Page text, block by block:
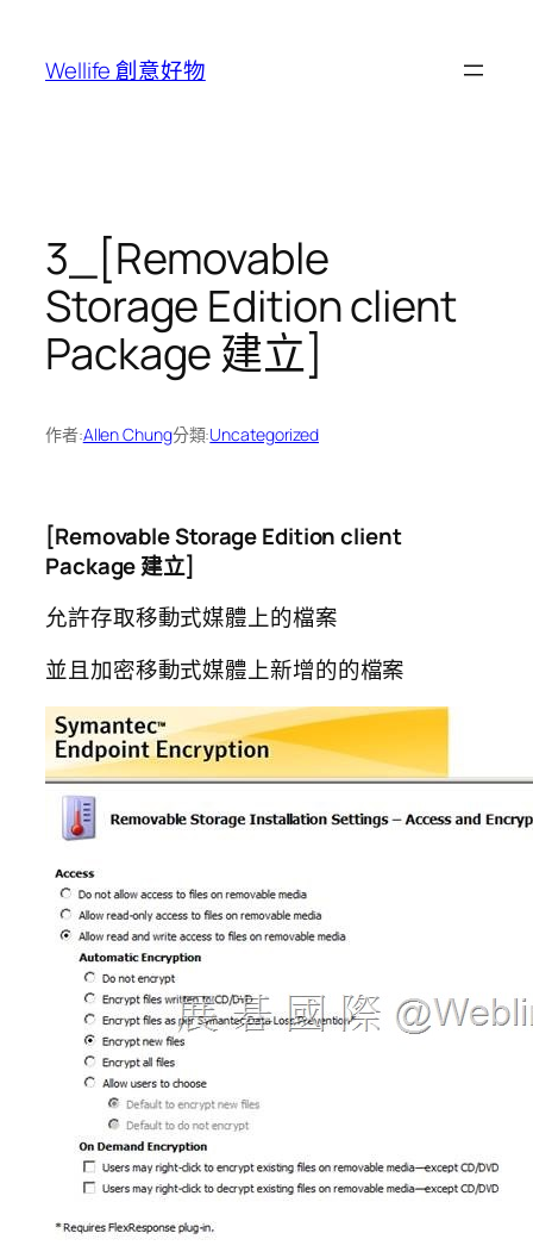
Wellife 創意好物
3_[Removable
Storage Edition client
Package 建立]
作者:Allen Chung分類:Uncategorized
[Removable Storage Edition client
Package建立]
允許存取移動式媒體上的檔案
並且加密移動式媒體上新增的的檔案